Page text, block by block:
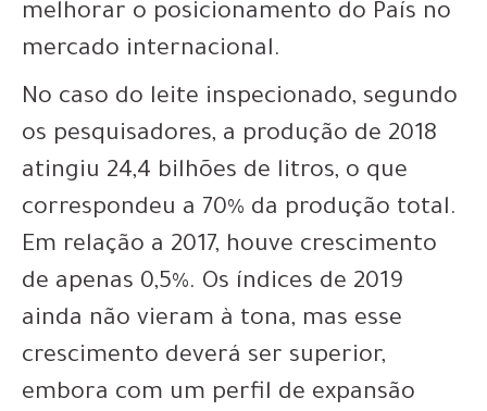
melhorar o posicionamento do País no
mercado internacional.
No caso do leite inspecionado, segundo
os pesquisadores, a produção de 2018
atingiu 24,4 bilhões de litros, o que
correspondeu a 70% da produção total.
Em relação a 2017, houve crescimento
de apenas 0,5%. Os índices de 2019
ainda não vieram à tona, mas esse
crescimento deverá ser superior,
embora com um perfil de expansão